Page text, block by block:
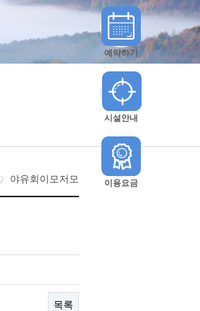
야유회이모저모
목록
예약하기
시설안내
이용요금